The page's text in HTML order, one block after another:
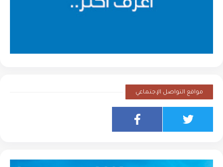
مواقع التواصل الإجتماعي